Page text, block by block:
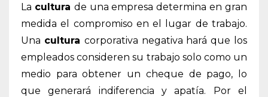
La cultura de una empresa determina en gran
medida el compromiso en el lugar de trabajo.
Una cultura corporativa negativa hará que los
empleados consideren su trabajo solo como un
medio para obtener un cheque de pago, lo
que generará indiferencia y apatía. Por el